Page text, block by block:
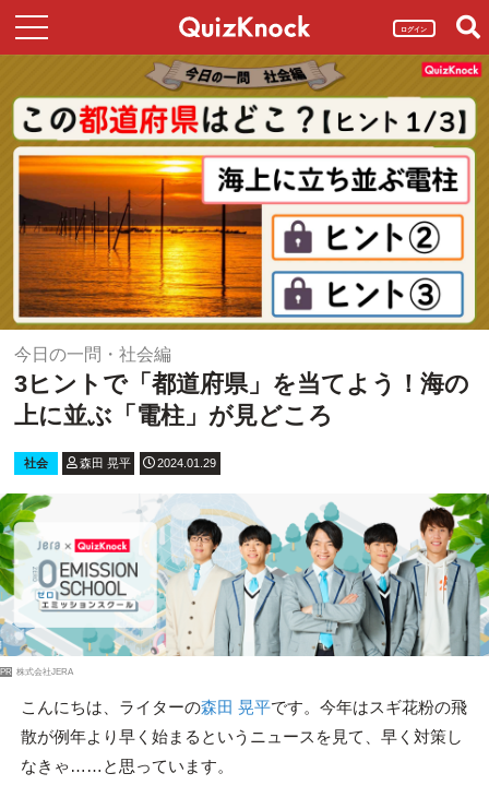
ログイン
今日の一問・社会編
3ヒントで「都道府県」を当てよう！海の
上に並ぶ「電柱」が見どころ
社会 森田 晃平 2024.01.29
PR 株式会社JERA
こんにちは、ライターの森田 晃平です。今年はスギ花粉の飛
散が例年より早く始まるというニュースを見て、早く対策し
なきゃ……と思っています。